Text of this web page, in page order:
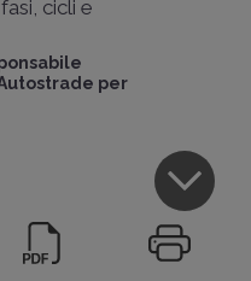
cicli e
per